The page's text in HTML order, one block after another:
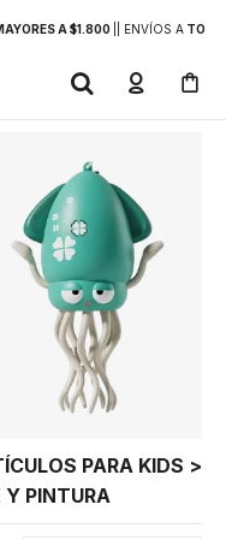
A $1.800 | ENVÍOS ATODO
PARA KIDS >
Y PINTURA